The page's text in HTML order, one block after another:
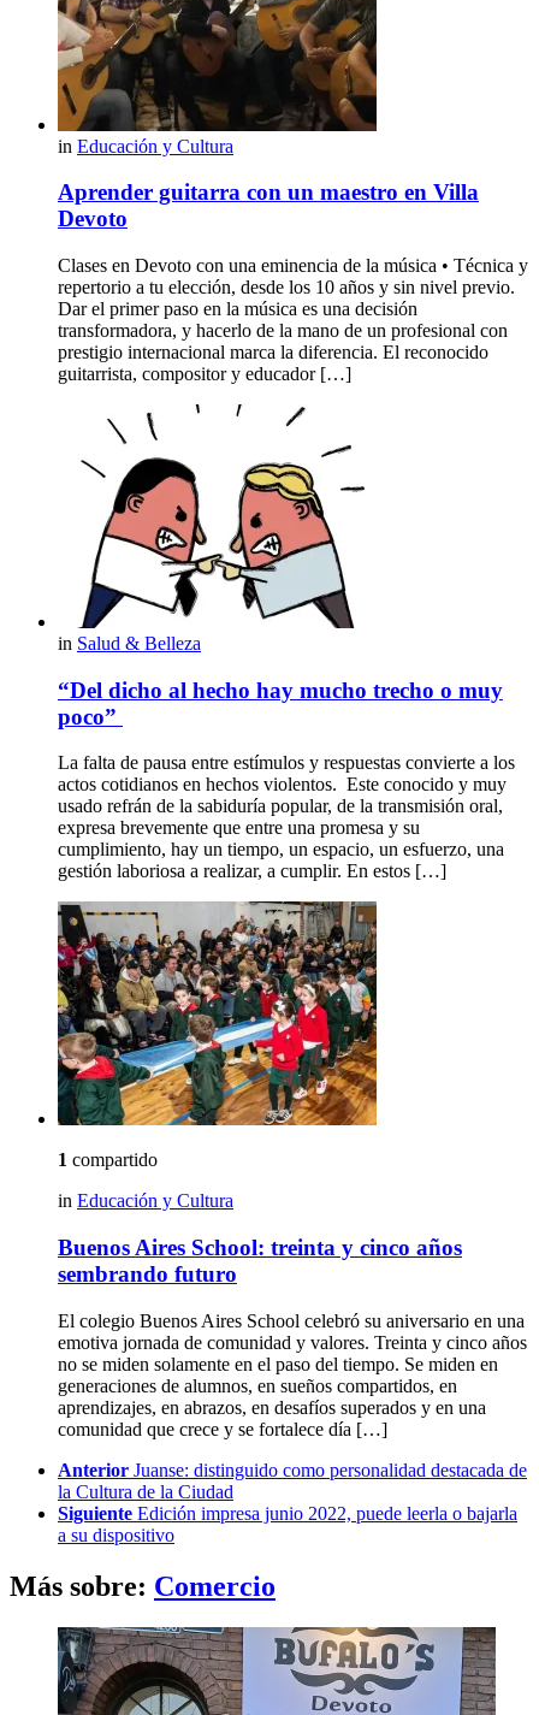
in Educación y Cultura
Aprender guitarra con un maestro en Villa
Devoto
Clases en Devoto con una eminencia de la música • Técnica y
repertorio a tu elección, desde los 10 años y sin nivel previo.
Dar el primer paso en la música es una decisión
transformadora, y hacerlo de la mano de un profesional con
prestigio internacional marca la diferencia. El reconocido
guitarrista, compositor y educador […]
in Salud & Belleza
“Del dicho al hecho hay mucho trecho o muy
poco”
La falta de pausa entre estímulos y respuestas convierte a los
actos cotidianos en hechos violentos. Este conocido y muy
usado refrán de la sabiduría popular, de la transmisión oral,
expresa brevemente que entre una promesa y su
cumplimiento, hay un tiempo, un espacio, un esfuerzo, una
gestión laboriosa a realizar, a cumplir. En estos […]
1 compartido
in Educación y Cultura
Buenos Aires School: treinta y cinco años
sembrando futuro
El colegio Buenos Aires School celebró su aniversario en una
emotiva jornada de comunidad y valores. Treinta y cinco años
no se miden solamente en el paso del tiempo. Se miden en
generaciones de alumnos, en sueños compartidos, en
aprendizajes, en abrazos, en desafíos superados y en una
comunidad que crece y se fortalece día […]
Anterior Juanse: distinguido como personalidad destacada de
la Cultura de la Ciudad
Siguiente Edición impresa junio 2022, puede leerla o bajarla
a su dispositivo
Más sobre: Comercio